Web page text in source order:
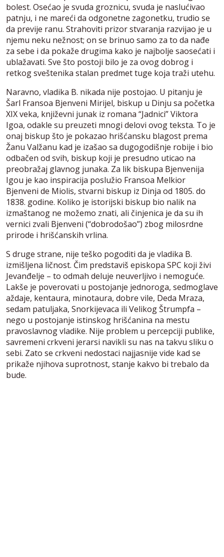
bolest. Osećao je svuda groznicu, svuda je naslućivao
patnju, i ne mareći da odgonetne zagonetku, trudio se
da previje ranu. Strahoviti prizor stvaranja razvijao je u
njemu neku nežnost; on se brinuo samo za to da nađe
za sebe i da pokaže drugima kako je najbolje saosećati i
ublažavati. Sve što postoji bilo je za ovog dobrog i
retkog sveštenika stalan predmet tuge koja traži utehu.
Naravno, vladika B. nikada nije postojao. U pitanju je
Šarl Fransoa Bjenveni Mirijel, biskup u Dinju sa početka
XIX veka, književni junak iz romana “Jadnici” Viktora
Igoa, odakle su preuzeti mnogi delovi ovog teksta. To je
onaj biskup što je pokazao hrišćansku blagost prema
Žanu Valžanu kad je izašao sa dugogodišnje robije i bio
odbačen od svih, biskup koji je presudno uticao na
preobražaj glavnog junaka. Za lik biskupa Bjenvenija
Igou je kao inspiracija poslužio Fransoa Melkior
Bjenveni de Miolis, stvarni biskup iz Dinja od 1805. do
1838. godine. Koliko je istorijski biskup bio nalik na
izmaštanog ne možemo znati, ali činjenica je da su ih
vernici zvali Bjenveni (“dobrodošao”) zbog milosrdne
prirode i hrišćanskih vrlina.
S druge strane, nije teško pogoditi da je vladika B.
izmišljena ličnost. Čim predstaviš episkopa SPC koji živi
Jevanđelje – to odmah deluje neuverljivo i nemoguće.
Lakše je poverovati u postojanje jednoroga, sedmoglave
aždaje, kentaura, minotaura, dobre vile, Deda Mraza,
sedam patuljaka, Snorkijevaca ili Velikog Štrumpfa –
nego u postojanje istinskog hrišćanina na mestu
pravoslavnog vladike. Nije problem u percepciji publike,
savremeni crkveni jerarsi navikli su nas na takvu sliku o
sebi. Zato se crkveni nedostaci najjasnije vide kad se
prikaže njihova suprotnost, stanje kakvo bi trebalo da
bude.